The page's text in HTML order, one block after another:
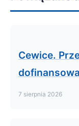
Cewice.
7 sierpnia 2026